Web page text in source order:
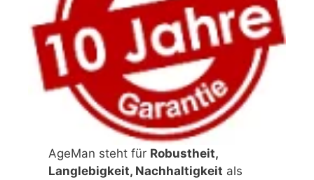
AgeMan steht für Robustheit,
Langlebigkeit, Nachhaltigkeit als